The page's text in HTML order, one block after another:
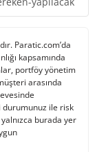
Paratic.com’da
kapsamında
portföy yönetim
arasında
durumunuz ile risk
burada yer